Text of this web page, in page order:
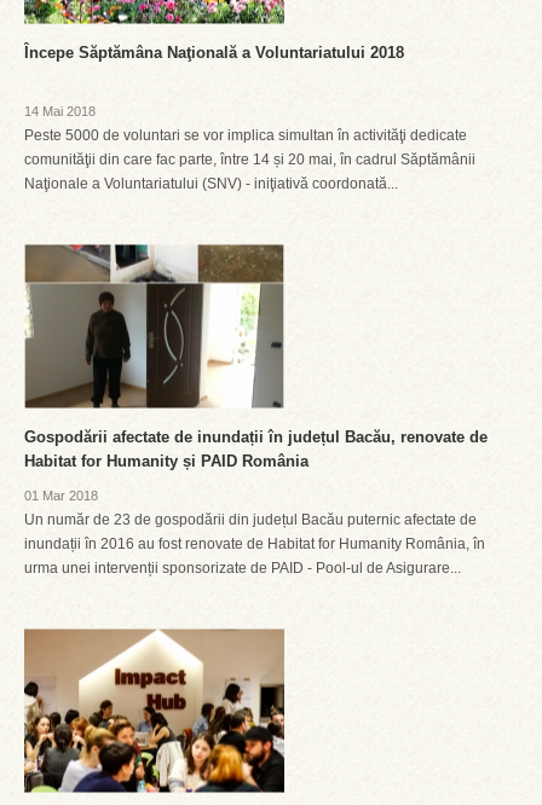
Începe Săptămâna Naţională a Voluntariatului 2018
14 Mai 2018
Peste 5000 de voluntari se vor implica simultan în activităţi dedicate
comunităţii din care fac parte, între 14 și 20 mai, în cadrul Săptămânii
Naţionale a Voluntariatului (SNV) - iniţiativă coordonată...
Gospodării afectate de inundații în județul Bacău, renovate de
Habitat for Humanity și PAID România
01 Mar 2018
Un număr de 23 de gospodării din județul Bacău puternic afectate de
inundații în 2016 au fost renovate de Habitat for Humanity România, în
urma unei intervenții sponsorizate de PAID - Pool-ul de Asigurare...